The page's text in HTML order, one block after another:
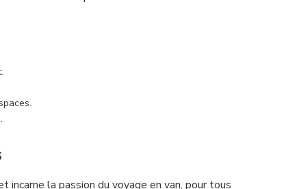
la passion du voyage en van, pour tous